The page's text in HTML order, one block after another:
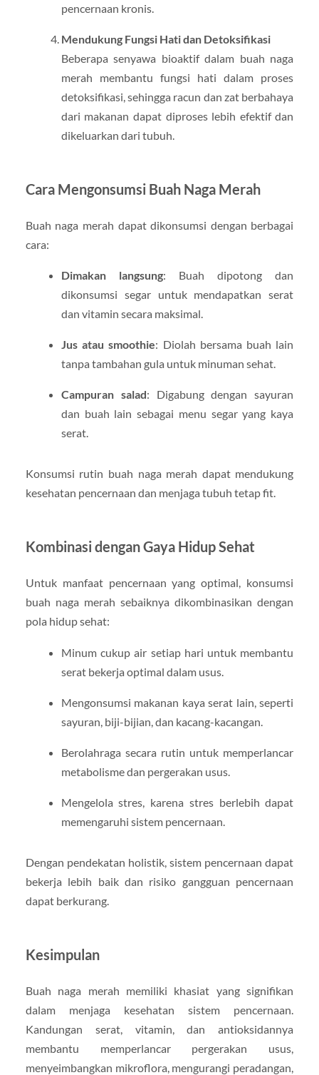
pencernaan kronis.
Mendukung Fungsi Hati dan Detoksifikasi
Beberapa senyawa bioaktif dalam buah naga
merah membantu fungsi hati dalam proses
detoksifikasi, sehingga racun dan zat berbahaya
dari makanan dapat diproses lebih efektif dan
dikeluarkan dari tubuh.
Cara Mengonsumsi Buah Naga Merah
Buah naga merah dapat dikonsumsi dengan berbagai
cara:
Dimakan langsung: Buah dipotong dan
dikonsumsi segar untuk mendapatkan serat
dan vitamin secara maksimal.
Jus atau smoothie: Diolah bersama buah lain
tanpa tambahan gula untuk minuman sehat.
Campuran salad: Digabung dengan sayuran
dan buah lain sebagai menu segar yang kaya
serat.
Konsumsi rutin buah naga merah dapat mendukung
kesehatan pencernaan dan menjaga tubuh tetap fit.
Kombinasi dengan Gaya Hidup Sehat
Untuk manfaat pencernaan yang optimal, konsumsi
buah naga merah sebaiknya dikombinasikan dengan
pola hidup sehat:
Minum cukup air setiap hari untuk membantu
serat bekerja optimal dalam usus.
Mengonsumsi makanan kaya serat lain, seperti
sayuran, biji-bijian, dan kacang-kacangan.
Berolahraga secara rutin untuk memperlancar
metabolisme dan pergerakan usus.
Mengelola stres, karena stres berlebih dapat
memengaruhi sistem pencernaan.
Dengan pendekatan holistik, sistem pencernaan dapat
bekerja lebih baik dan risiko gangguan pencernaan
dapat berkurang.
Kesimpulan
Buah naga merah memiliki khasiat yang signifikan
dalam menjaga kesehatan sistem pencernaan.
Kandungan serat, vitamin, dan antioksidannya
membantu memperlancar pergerakan usus,
menyeimbangkan mikroflora, mengurangi peradangan,